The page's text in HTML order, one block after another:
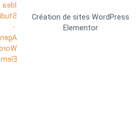
Création de sites WordPress
Elementor